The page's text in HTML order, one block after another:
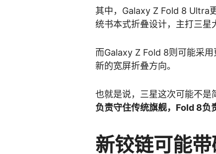
其中，Galaxy Z Fold 8 Ultra
统书本式折叠设计，主打三星
而Galaxy Z Fold 8则可能采
新的宽屏折叠方向。
也就是说，三星这次可能不是
负责守住传统旗舰，Fold 8负
新铰链可能